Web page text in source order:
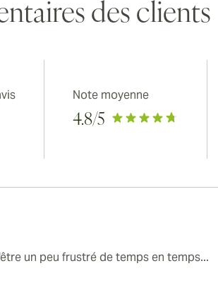
des clients
Note moyenne
4.8/5
un peu frustré de temps en temps...